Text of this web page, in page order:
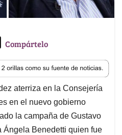
T
r
e
a
d
s
Compártelo
aterriza en la Consejería
en el nuevo gobierno
la campaña de Gustavo
Ángela Benedetti quien fue